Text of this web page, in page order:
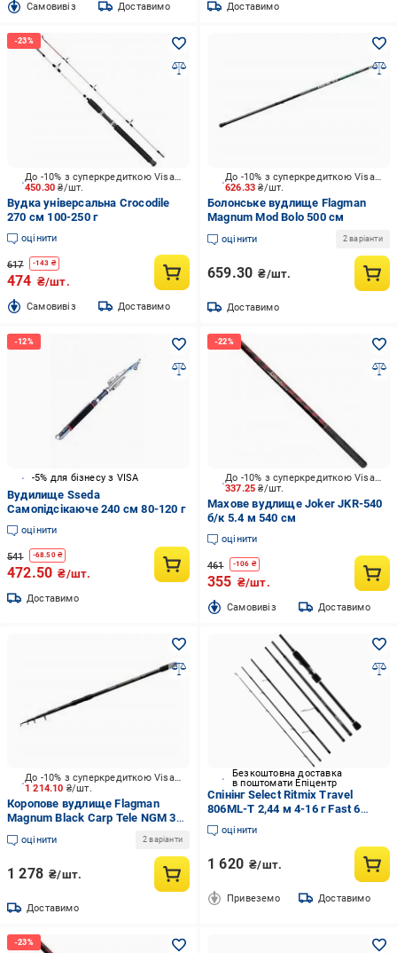
Cамовивіз Доставимо Доставимо
450.30₴/шт.
До -10% з суперкредиткою Visa Вигода
Вудка універсальна Crocodile
270 см 100-250 г
оцінити
617 -143 ₴
474 ₴/шт.
Cамовивіз Доставимо
626.33₴/шт.
До -10% з суперкредиткою Visa Вигода
Болонське вудлище Flagman
Magnum Mod Bolo 500 см
оцінити 2 варіанти
659.30 ₴/шт.
Доставимо
-5% для бізнесу з VISA
Вудилище Sseda
Самопідсікаюче 240 см 80-120 г
оцінити
541 -68.50₴
472.50 ₴/шт.
Доставимо
337.25₴/шт.
До -10% з суперкредиткою Visa Вигода
Махове вудлище Joker JKR-540
б/к 5.4 м 540 см
оцінити
461 -106 ₴
355 ₴/шт.
Cамовивіз Доставимо
1 214.10 ₴/шт.
До -10% з суперкредиткою Visa Вигода
Коропове вудлище Flagman
Magnum Black Carp Tele NGM 360
см 3,5lb г
оцінити 2 варіанти
1 278 ₴/шт.
Доставимо
Безкоштовна доставка
в поштомати Епіцентр
Спінінг Select Ritmix Travel
806ML-T 2,44 м 4-16 г Fast 6
частин в тубусі (2629013581)
оцінити
1 620 ₴/шт.
Привеземо Доставимо